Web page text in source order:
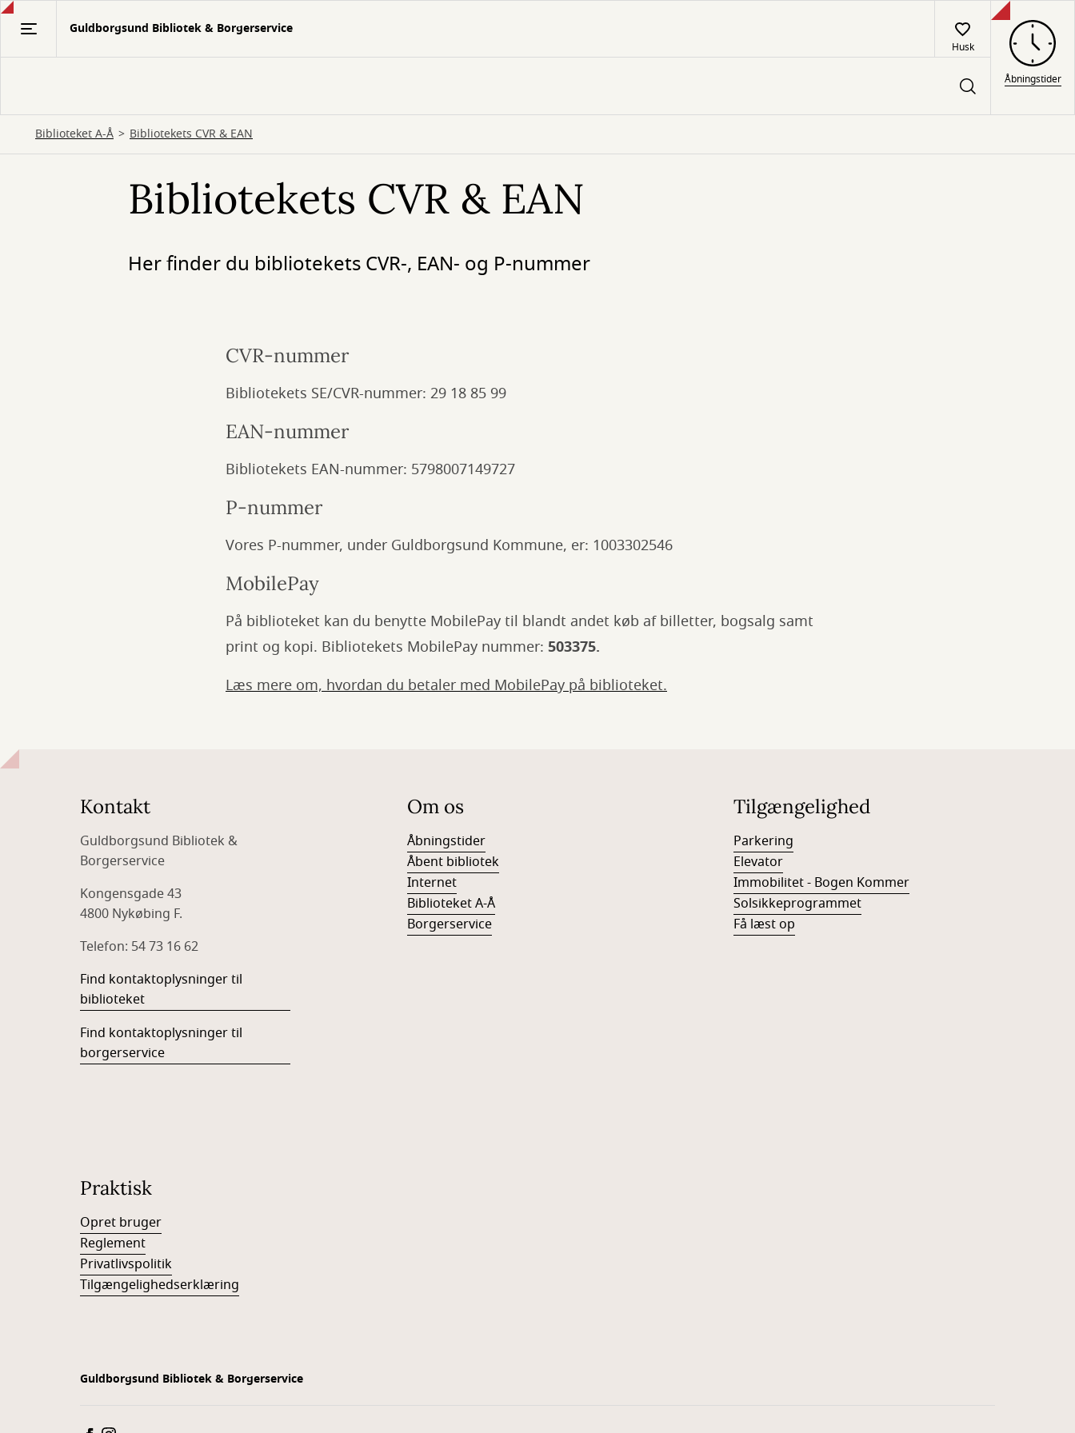
Gå
Guldborgsund Bibliotek & Borgerservice
Husk
Åbningstider
Biblioteket A-Å Bibliotekets CVR & EAN
Bibliotekets CVR & EAN
Her finder du bibliotekets CVR-, EAN- og P-nummer
CVR-nummer
Bibliotekets SE/CVR-nummer: 29 18 85 99
EAN-nummer
Bibliotekets EAN-nummer: 5798007149727
P-nummer
Vores P-nummer, under Guldborgsund Kommune, er: 1003302546
MobilePay
På biblioteket kan du benytte MobilePay til blandt andet køb af billetter, bogsalg samt
print og kopi. Bibliotekets MobilePay nummer: 503375.
Læs mere om, hvordan du betaler med MobilePay på biblioteket.
Kontakt
Guldborgsund Bibliotek &
Borgerservice
Kongensgade 43
4800 Nykøbing F.
Telefon: 54 73 16 62
Find kontaktoplysninger til
biblioteket
Find kontaktoplysninger til
borgerservice
Om os
Åbningstider
Åbent bibliotek
Internet
Biblioteket A-Å
Borgerservice
Tilgængelighed
Parkering
Elevator
Immobilitet - Bogen Kommer
Solsikkeprogrammet
Få læst op
Praktisk
Opret bruger
Reglement
Privatlivspolitik
Tilgængelighedserklæring
Guldborgsund Bibliotek & Borgerservice